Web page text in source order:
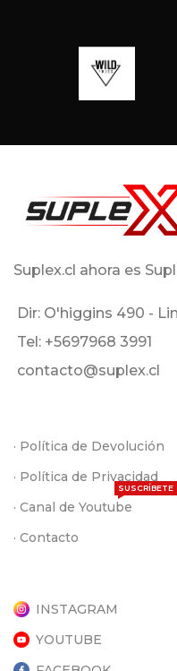
Suplex.cl ahora es
Dir: O'higgins 490 -
Tel: +5697968 3991
contacto@suplex.cl
· Política de Devolución
· Política de Privacidad
· Canal de Youtube
SUSCRÍBETE
· Contacto
INSTAGRAM
YOUTUBE